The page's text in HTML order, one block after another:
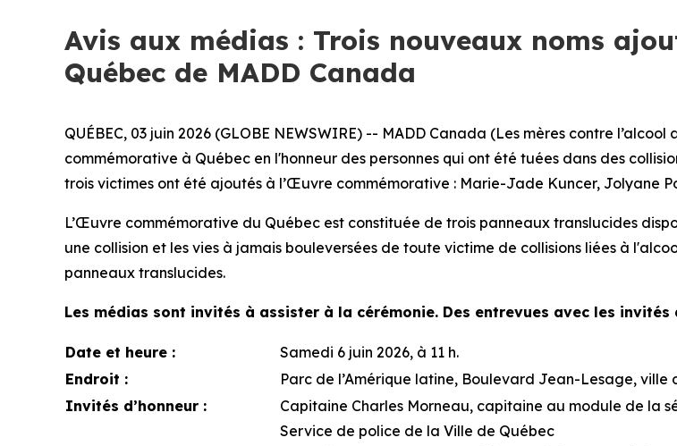
Avis aux médias : Trois nouveaux noms
Québec de MADD Canada
QUÉBEC, 03 juin 2026 (GLOBE NEWSWIRE) -- MADD Canada (Les mères contre
commémorative à Québec en l'honneur des personnes qui ont été tuées dans des
trois victimes ont été ajoutés à l’Œuvre commémorative : Marie-Jade Kuncer, Jolyane
L’Œuvre commémorative du Québec est constituée de trois panneaux translucides
une collision et les vies à jamais bouleversées de toute victime de collisions liées à
panneaux translucides.
Les médias sont invités à assister à la cérémonie. Des entrevues avec les
Date et heure :
Samedi 6 juin 2026, à 11 h.
Endroit :
Parc de l’Amérique latine, Boulevard Jean-Lesage, ville
Invités d’honneur :
Capitaine Charles Morneau, capitaine au module de la
Service de police de la Ville de Québec